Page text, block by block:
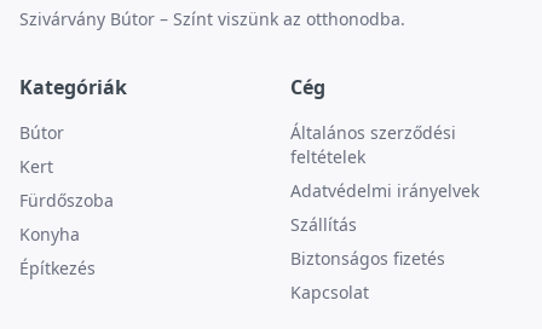
Szivárvány Bútor – Színt viszünk az otthonodba.
Kategóriák
Bútor
Kert
Fürdőszoba
Konyha
Építkezés
Cég
Általános szerződési
feltételek
Adatvédelmi irányelvek
Szállítás
Biztonságos fizetés
Kapcsolat